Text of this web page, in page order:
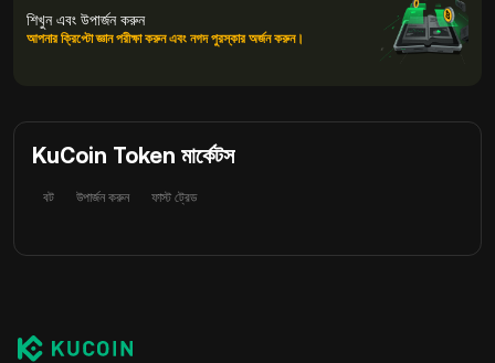
শিখুন এবং উপার্জন করুন
আপনার ক্রিপ্টো জ্ঞান পরীক্ষা করুন এবং নগদ পুরস্কার অর্জন করুন।
KuCoin Token মার্কেটস
বট উপার্জন করুন ফাস্ট ট্রেড